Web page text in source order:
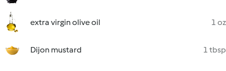
extra virgin olive oil 1 oz
Dijon mustard 1 tbsp